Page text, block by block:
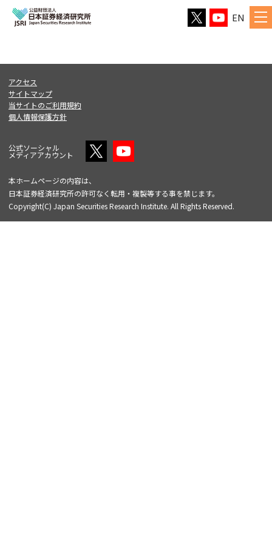
EN
アクセス
サイトマップ
当サイトのご利用規約
個人情報保護方針
公式ソーシャル
メディアアカウント
本ホームページの内容は、
日本証券経済研究所の許可なく転用・複製等する事を禁じます。
Copyright(C) Japan Securities Research Institute. All Rights Reserved.